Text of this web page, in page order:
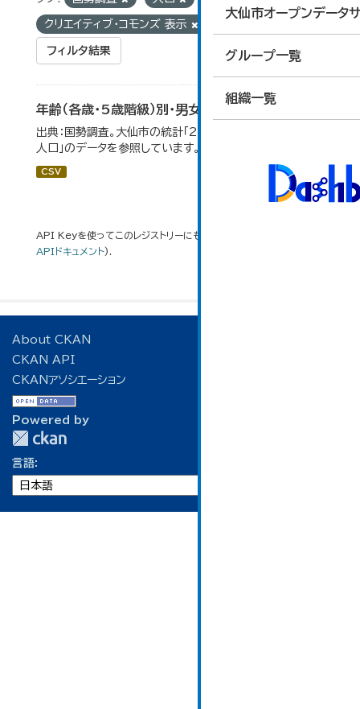
大仙市オープンデータ
グループ一覧
組織一覧
クリエイティブ・コモンズ 表示
フィルタ結果
年齢（各歳・5歳階級）別・男女別人口
出典：国勢調査。大仙市の統計「2-1 年齢（各歳）別・男女別
人口」のデータを参照しています。
CSV
API Keyを使ってこのレジストリーにもアクセス可能です
APIドキュメント).
About CKAN
CKAN API
CKANアソシエーション
Powered by
言語